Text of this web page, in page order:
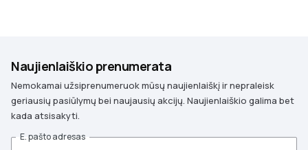
Naujienlaiškio prenumerata
Nemokamai užsiprenumeruok mūsų naujienlaiškį ir nepraleisk
geriausių pasiūlymų bei naujausių akcijų. Naujienlaiškio galima bet
kada atsisakyti.
E. pašto adresas